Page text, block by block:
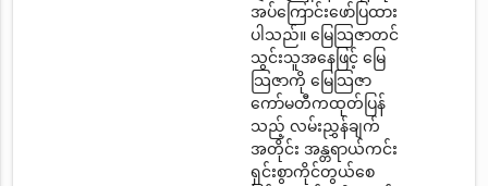
အပ်ကြောင်းဖော်ပြထား
ပါသည်။ မြေသြဇာတင်
သွင်းသူအနေဖြင့် မြေ
သြဇာကို မြေသြဇာ
ကော်မတီကထုတ်ပြန်
သည့် လမ်းညွှန်ချက်
အတိုင်း အန္တရာယ်ကင်း
ရှင်းစွာကိုင်တွယ်စေ